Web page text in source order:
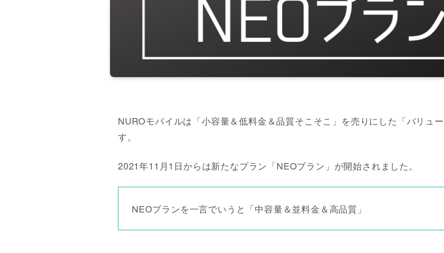
NUROモバイルは「小容量＆低料金＆品質そこそこ」を売りにした「バリュ
す。
2021年11月1日からは新たなプラン「NEOプラン」が開始されました。
NEOプランを一言でいうと「中容量＆並料金＆高品質」